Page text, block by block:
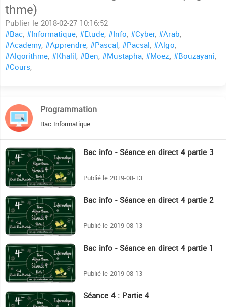
thme)
Publier le 2018-02-27 10:16:52
#Bac,#Informatique,#Etude,#Info,#Cyber,#Arab,
#Academy,#Apprendre,#Pascal,#Pacsal,#Algo,
#Algorithme,#Khalil,#Ben,#Mustapha,#Moez,#Bouzayani,
#Cours,
Programmation
Bac Informatique
17:13 Bac info - Séance en direct 4 partie 3
Publié le 2019-08-13
9:45 Bac info - Séance en direct 4 partie 2
Publié le 2019-08-13
32:54 Bac info - Séance en direct 4 partie 1
Publié le 2019-08-13
10:17 Séance 4 : Partie 4